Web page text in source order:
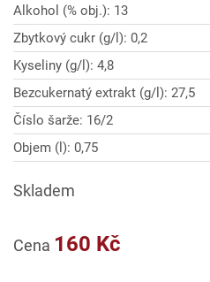
Alkohol (% obj.): 13
Zbytkový cukr (g/l): 0,2
Kyseliny (g/l): 4,8
Bezcukernatý extrakt (g/l): 27,5
Číslo šarže: 16/2
Objem (l): 0,75
Skladem
Cena 160 Kč